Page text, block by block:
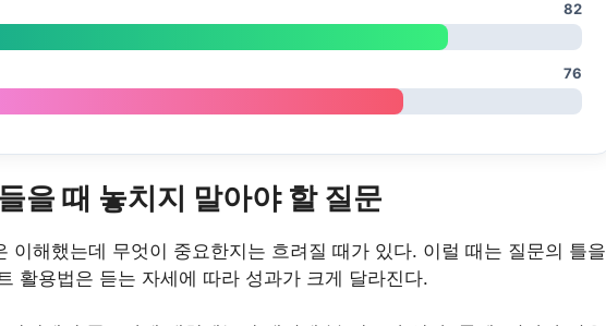
82
76
을 때 놓치지 말아야 할 질문
이해했는데 무엇이 중요한지는 흐려질 때가 있다. 이럴 때는 질문의 틀을
활용법은 듣는 자세에 따라 성과가 크게 달라진다.